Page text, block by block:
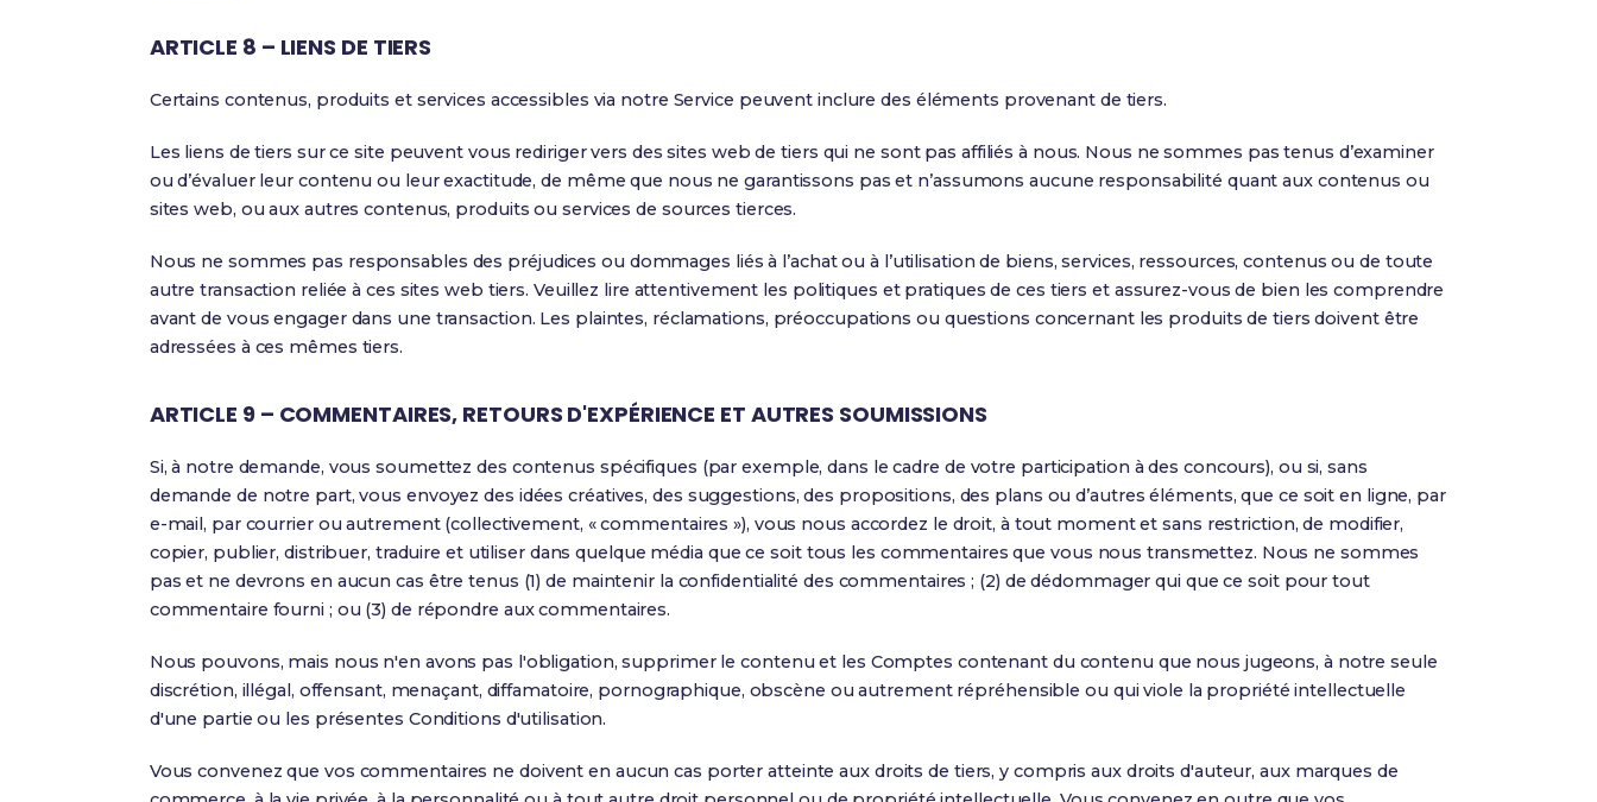
ARTICLE 8 – LIENS DE TIERS
Certains contenus, produits et services accessibles via notre Service peuvent inclure des éléments provenant de tiers.
Les liens de tiers sur ce site peuvent vous rediriger vers des sites web de tiers qui ne sont pas affiliés à nous. Nous ne sommes pas tenus d’examiner
ou d’évaluer leur contenu ou leur exactitude, de même que nous ne garantissons pas et n’assumons aucune responsabilité quant aux contenus ou
sites web, ou aux autres contenus, produits ou services de sources tierces.
Nous ne sommes pas responsables des préjudices ou dommages liés à l’achat ou à l’utilisation de biens, services, ressources, contenus ou de toute
autre transaction reliée à ces sites web tiers. Veuillez lire attentivement les politiques et pratiques de ces tiers et assurez-vous de bien les comprendre
avant de vous engager dans une transaction. Les plaintes, réclamations, préoccupations ou questions concernant les produits de tiers doivent être
adressées à ces mêmes tiers.
ARTICLE 9 – COMMENTAIRES, RETOURS D'EXPÉRIENCE ET AUTRES SOUMISSIONS
Si, à notre demande, vous soumettez des contenus spécifiques (par exemple, dans le cadre de votre participation à des concours), ou si, sans
demande de notre part, vous envoyez des idées créatives, des suggestions, des propositions, des plans ou d’autres éléments, que ce soit en ligne, par
e-mail, par courrier ou autrement (collectivement, « commentaires »), vous nous accordez le droit, à tout moment et sans restriction, de modifier,
copier, publier, distribuer, traduire et utiliser dans quelque média que ce soit tous les commentaires que vous nous transmettez. Nous ne sommes
pas et ne devrons en aucun cas être tenus (1) de maintenir la confidentialité des commentaires ; (2) de dédommager qui que ce soit pour tout
commentaire fourni ; ou (3) de répondre aux commentaires.
Nous pouvons, mais nous n'en avons pas l'obligation, supprimer le contenu et les Comptes contenant du contenu que nous jugeons, à notre seule
discrétion, illégal, offensant, menaçant, diffamatoire, pornographique, obscène ou autrement répréhensible ou qui viole la propriété intellectuelle
d'une partie ou les présentes Conditions d'utilisation.
Vous convenez que vos commentaires ne doivent en aucun cas porter atteinte aux droits de tiers, y compris aux droits d'auteur, aux marques de